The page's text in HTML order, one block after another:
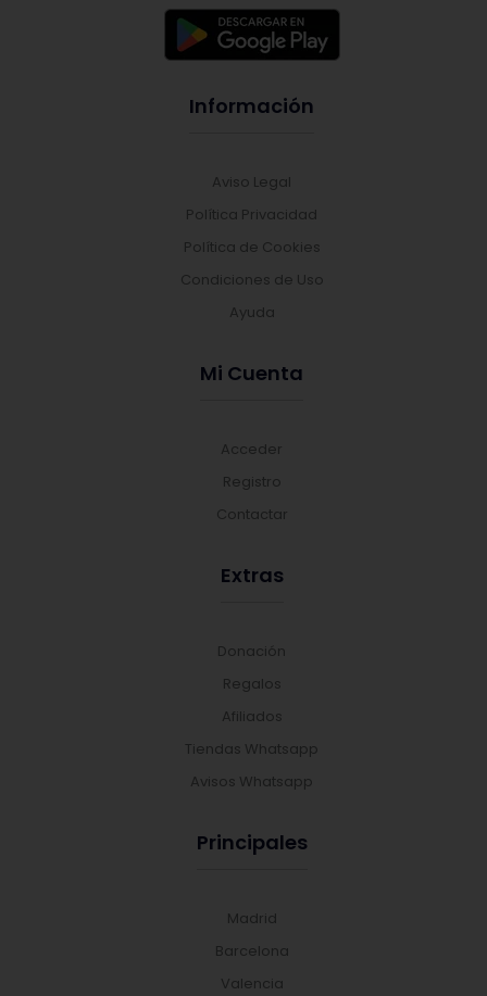
Información
Aviso Legal
Política Privacidad
Política de Cookies
Condiciones de Uso
Ayuda
Mi Cuenta
Acceder
Registro
Contactar
Extras
Donación
Regalos
Afiliados
Tiendas Whatsapp
Avisos Whatsapp
Principales
Madrid
Barcelona
Valencia